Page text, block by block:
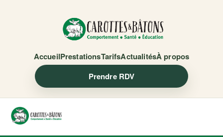
AccueilPrestationsTarifsActualitésÀ propos
Prendre RDV